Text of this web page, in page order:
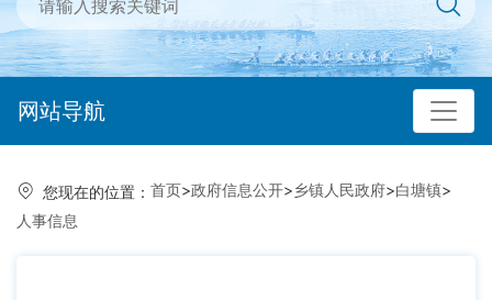
网站导航
您现在的位置： 首页>政府信息公开>乡镇人民政府>白塘镇>
人事信息